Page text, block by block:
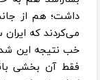
داشت؛ هم از
می‌کردند که
خب نتیجه این شد
فقط آن بخشی